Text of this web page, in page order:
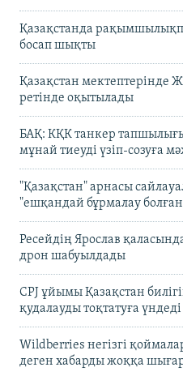
Қазақстанда
босап шықты
Қазақстан мектептерінде
ретінде оқытылады
БАҚ: КҚК танкер тапшылығы
мұнай тиеуді үзіп-созуға
"Қазақстан" арнасы
"ешқандай бұрмалау
Ресейдің Ярослав
дрон шабуылдады
CPJ ұйымы Қазақстан
қудалауды тоқтатуға үндеді
Wildberries негізгі
деген хабарды жоққа